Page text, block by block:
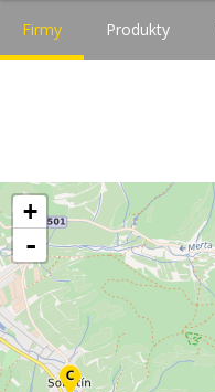
Firmy Produkty
+
-